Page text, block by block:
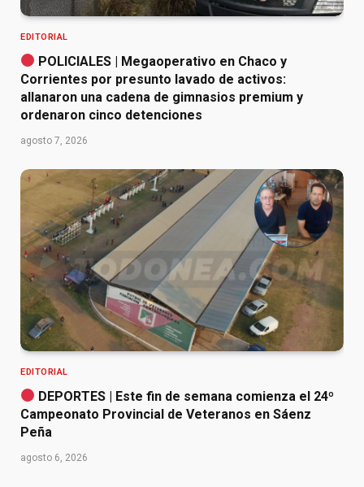
EDITORIAL
POLICIALES | Megaoperativo en Chaco y
Corrientes por presunto lavado de activos:
allanaron una cadena de gimnasios premium y
ordenaron cinco detenciones
agosto 7, 2026
EDITORIAL
DEPORTES | Este fin de semana comienza el 24º
Campeonato Provincial de Veteranos en Sáenz
Peña
agosto 6, 2026